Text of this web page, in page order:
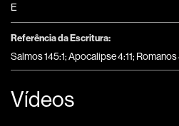
E
Referência da Escritura:
Salmos 145:1; Apocalipse 4:11; Romanos
Vídeos